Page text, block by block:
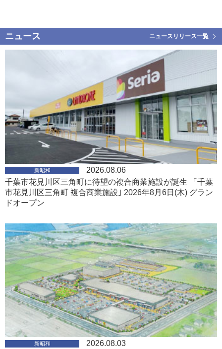
ニュース ニュースリリース一覧
新昭和
2026.08.06
千葉市花見川区三角町に待望の複合商業施設が誕生 「千葉
市花見川区三角町 複合商業施設｣ 2026年8月6日(木) グラン
ドオープン
新昭和 2026.08.03